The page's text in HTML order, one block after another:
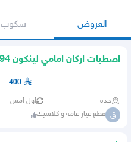
العروض سكوب
اصطبات اركان امامي لينكون 1994
400
جده أول أمس
ق قطع غيار عامه و كلاسيك